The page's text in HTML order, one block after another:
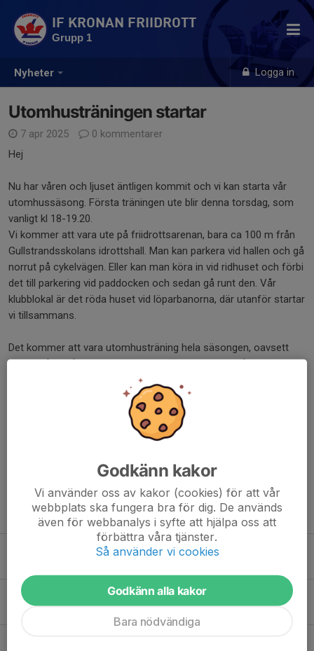
Nyheter Logga in
IF KRONAN FRIIDROTT
Grupp 1
Utomhusträningen startar
7 apr 2025
0 kommentarer
Hej
Nu har våren och ljuset äntligen kommit och vi kan starta vår
utomhussäsong. Första träningen ute blir denna torsdag, som
vanligt kl 18-19.20.
Vi kommer att vara ute på friidrottsarenan, bara ca 100 m från
Gullstrandsskolans idrottshall. Man kan parkera vid hallen och gå
norrut på cykelvägen. Eller kan man köra in vid ridhuset och förbi
det till parkering vid paddocken och sedan gå runt den. Vår
klubblokal är det röda huset vid löparbanorna, där utanför startar
vi tillsammans.
Det kommer att vara utomhusträning hela säsongen, oavsett
väder. Så ta på kläder som funkar att träna i men håller dig
lagom varm och torr när det behövs.
Ha en fortsatt fin vecka. /Sara Utter
Tidigare nyheter
Träning som vanligt i kväll
Inställd träning 30/10
30 okt 2025 0
Godkänn kakor
Vi använder oss av kakor (cookies) för att vår
webbplats ska fungera bra för dig. De används
även för webbanalys i syfte att hjälpa oss att
förbättra våra tjänster.
Så använder vi cookies
Godkänn alla kakor
Bara nödvändiga